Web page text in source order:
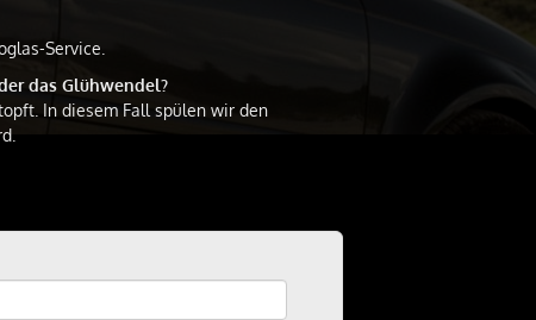
Service.
das Glühwendel?
In diesem Fall spülen wir den